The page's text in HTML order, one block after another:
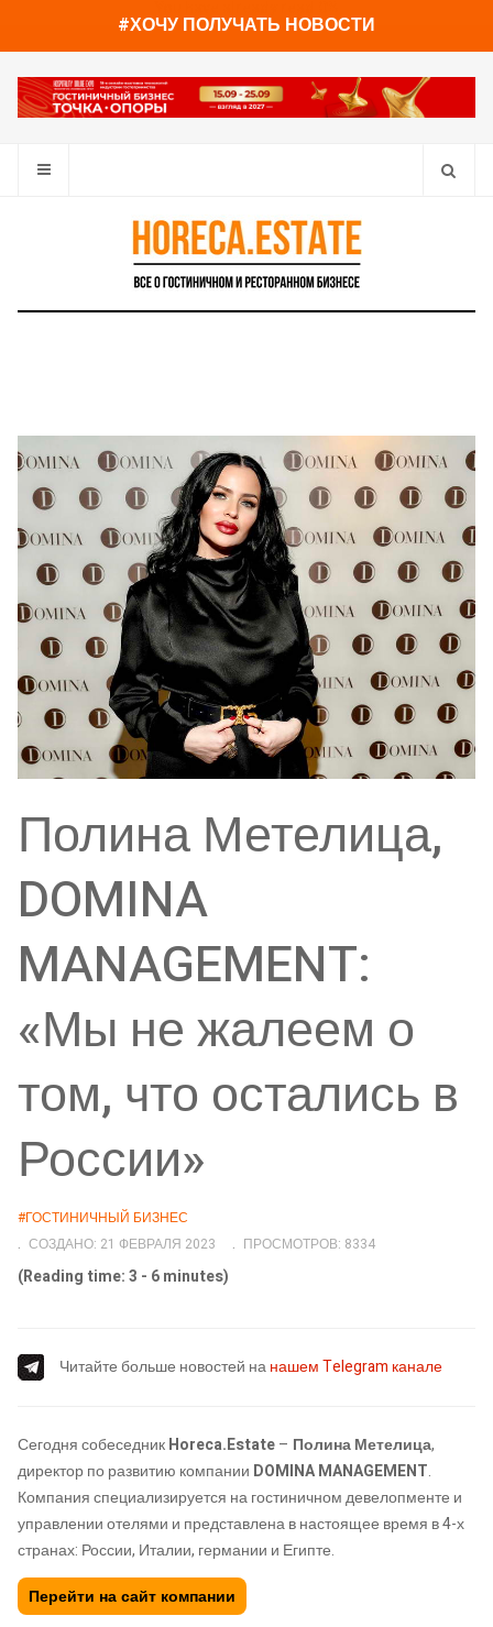
#ХОЧУ ПОЛУЧАТЬ НОВОСТИ
Полина Метелица,
DOMINA
MANAGEMENT:
«Мы не жалеем о
том, что остались в
России»
#ГОСТИНИЧНЫЙ БИЗНЕС
СОЗДАНО: 21 ФЕВРАЛЯ 2023
ПРОСМОТРОВ: 8334
(Reading time: 3 - 6 minutes)
Читайте больше новостей нанашем Telegram канале
Сегодня собеседникHoreca.Estate– Полина Метелица,
директор по развитию компании DOMINA MANAGEMENT.
Компания специализируется на гостиничном девелопменте и
управлении отелями и представлена в настоящее время в 4-х
странах: России, Италии, германии и Египте.
Перейти на сайт компании